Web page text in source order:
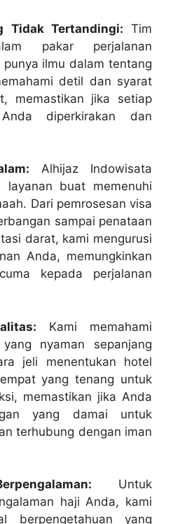
Tidak Tertandingi: Tim
pakar perjalanan
ilmu dalam tentang
detil dan syarat
memastikan jika setiap
diperkirakan dan
Alhijaz Indowisata
layanan buat memenuhi
Dari pemrosesan visa
sampai penataan
darat, kami mengurusi
Anda, memungkinkan
kepada perjalanan
Kami memahami
nyaman sepanjang
jeli menentukan hotel
yang tenang untuk
memastikan jika Anda
yang damai untuk
terhubung dengan iman
Untuk
haji Anda, kami
berpengetahuan yang